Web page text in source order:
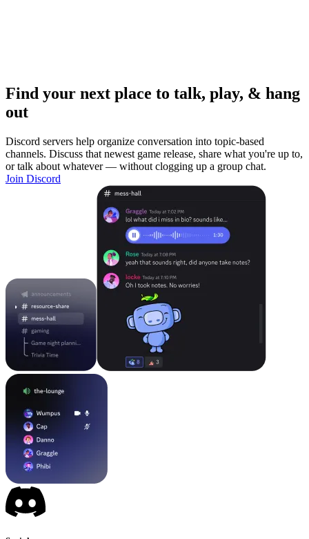
Find your next place to talk, play, & hang
out
Discord servers help organize conversation into topic-based
channels. Discuss that newest game release, share what you're up to,
or talk about whatever — without clogging up a group chat.
Join Discord